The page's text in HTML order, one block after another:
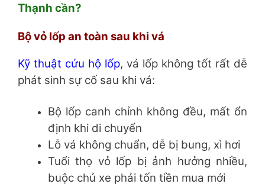
Thạnh cần?
Bộ vỏ lốp an toàn sau khi vá
Kỹ thuật cứu hộ lốp, vá lốp không tốt rất dễ
phát sinh sự cố sau khi vá:
Bộ lốp canh chỉnh không đều, mất ổn
định khi di chuyển
Lỗ vá không chuẩn, dễ bị bung, xì hơi
Tuổi thọ vỏ lốp bị ảnh hưởng nhiều,
buộc chủ xe phải tốn tiền mua mới